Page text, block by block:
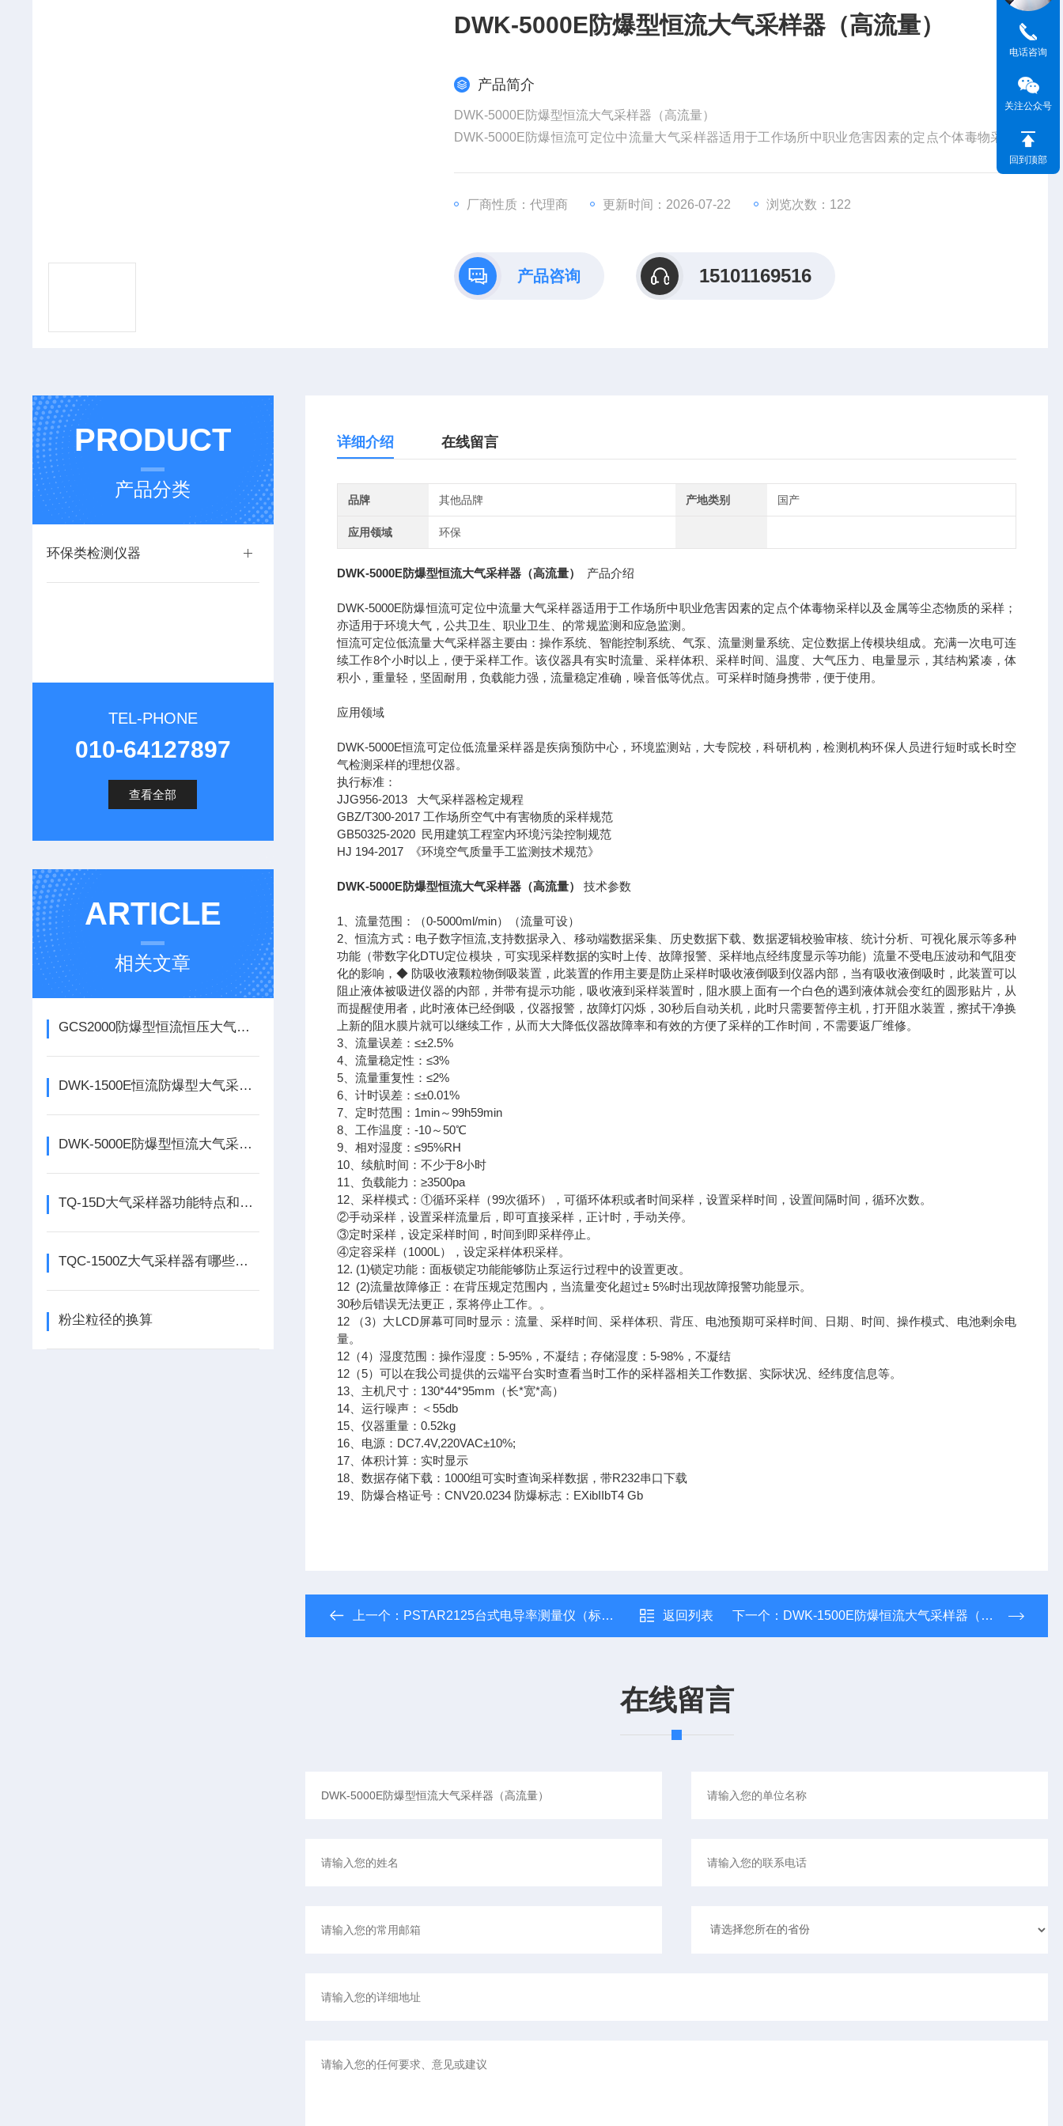
DWK-5000E防爆型恒流大气采样器（高流量）
产品简介
DWK-5000E防爆型恒流大气采样器（高流量）
DWK-5000E防爆恒流可定位中流量大气采样器适用于工作场所中职业危害因素的定点个体毒物采样
厂商性质：代理商 更新时间：2026-07-22 浏览次数：122
产品咨询 15101169516
PRODUCT
产品分类
环保类检测仪器
TEL-PHONE
010-64127897
查看全部
ARTICLE
相关文章
GCS2000防爆型恒流恒压大气采样器主要功能
DWK-1500E恒流防爆型大气采样器主要特点
DWK-5000E防爆型恒流大气采样器主要功能
TQ-15D大气采样器功能特点和产品配置
TQC-1500Z大气采样器有哪些配置
粉尘粒径的换算
详细介绍 在线留言
品牌 其他品牌 产地类别 国产
应用领域 环保
DWK-5000E防爆型恒流大气采样器（高流量） 产品介绍
DWK-5000E防爆恒流可定位中流量大气采样器适用于工作场所中职业危害因素的定点个体毒物采样以及金属等尘态物质的采样；
亦适用于环境大气，公共卫生、职业卫生、的常规监测和应急监测。
恒流可定位低流量大气采样器主要由：操作系统、智能控制系统、气泵、流量测量系统、定位数据上传模块组成。充满一次电可连
续工作8个小时以上，便于采样工作。该仪器具有实时流量、采样体积、采样时间、温度、大气压力、电量显示，其结构紧凑，体
积小，重量轻，坚固耐用，负载能力强，流量稳定准确，噪音低等优点。可采样时随身携带，便于使用。
应用领域
DWK-5000E恒流可定位低流量采样器是疾病预防中心，环境监测站，大专院校，科研机构，检测机构环保人员进行短时或长时空
气检测采样的理想仪器。
执行标准：
JJG956-2013 大气采样器检定规程
GBZ/T300-2017 工作场所空气中有害物质的采样规范
GB50325-2020 民用建筑工程室内环境污染控制规范
HJ 194-2017 《环境空气质量手工监测技术规范》
DWK-5000E防爆型恒流大气采样器（高流量） 技术参数
1、流量范围：（0-5000ml/min）（流量可设）
2、恒流方式：电子数字恒流,支持数据录入、移动端数据采集、历史数据下载、数据逻辑校验审核、统计分析、可视化展示等多种
功能（带数字化DTU定位模块，可实现采样数据的实时上传、故障报警、采样地点经纬度显示等功能）流量不受电压波动和气阻变
化的影响，◆ 防吸收液颗粒物倒吸装置，此装置的作用主要是防止采样时吸收液倒吸到仪器内部，当有吸收液倒吸时，此装置可以
阻止液体被吸进仪器的内部，并带有提示功能，吸收液到采样装置时，阻水膜上面有一个白色的遇到液体就会变红的圆形贴片，从
而提醒使用者，此时液体已经倒吸，仪器报警，故障灯闪烁，30秒后自动关机，此时只需要暂停主机，打开阻水装置，擦拭干净换
上新的阻水膜片就可以继续工作，从而大大降低仪器故障率和有效的方便了采样的工作时间，不需要返厂维修。
3、流量误差：≤±2.5%
4、流量稳定性：≤3%
5、流量重复性：≤2%
6、计时误差：≤±0.01%
7、定时范围：1min～99h59min
8、工作温度：-10～50℃
9、相对湿度：≤95%RH
10、续航时间：不少于8小时
11、负载能力：≥3500pa
12、采样模式：①循环采样（99次循环），可循环体积或者时间采样，设置采样时间，设置间隔时间，循环次数。
②手动采样，设置采样流量后，即可直接采样，正计时，手动关停。
③定时采样，设定采样时间，时间到即采样停止。
④定容采样（1000L），设定采样体积采样。
12. (1)锁定功能：面板锁定功能能够防止泵运行过程中的设置更改。
12 (2)流量故障修正：在背压规定范围内，当流量变化超过± 5%时出现故障报警功能显示。
30秒后错误无法更正，泵将停止工作。。
12 （3）大LCD屏幕可同时显示：流量、采样时间、采样体积、背压、电池预期可采样时间、日期、时间、操作模式、电池剩余电
量。
12（4）湿度范围：操作湿度：5-95%，不凝结；存储湿度：5-98%，不凝结
12（5）可以在我公司提供的云端平台实时查看当时工作的采样器相关工作数据、实际状况、经纬度信息等。
13、主机尺寸：130*44*95mm（长*宽*高）
14、运行噪声：＜55db
15、仪器重量：0.52kg
16、电源：DC7.4V,220VAC±10%;
17、体积计算：实时显示
18、数据存储下载：1000组可实时查询采样数据，带R232串口下载
19、防爆合格证号：CNV20.0234 防爆标志：EXibIIbT4 Gb
上一个： PSTAR2125台式电导率测量仪（标准套装 ） 返回列表 下一个： DWK-1500E防爆恒流大气采样器（中流量）
在线留言
电话咨询
关注公众号
回到顶部